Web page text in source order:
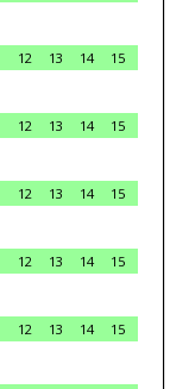
12 13 14
15
12 13 14
15
12 13 14
15
12 13 14
15
12 13 14
15